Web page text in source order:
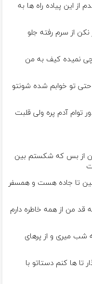
این پیاده راه ها به
از سرم رفته جلو
نمیده کیف به من
حتی تو خوابم شده شونتو
توام آدم پره ولی قلبت
من از بس كه شكستم بین
تا جاده هست و همسفر
قد من از همه خاطره دارم
شب میرى و از پرهای
تا ها كنم دستاتو با